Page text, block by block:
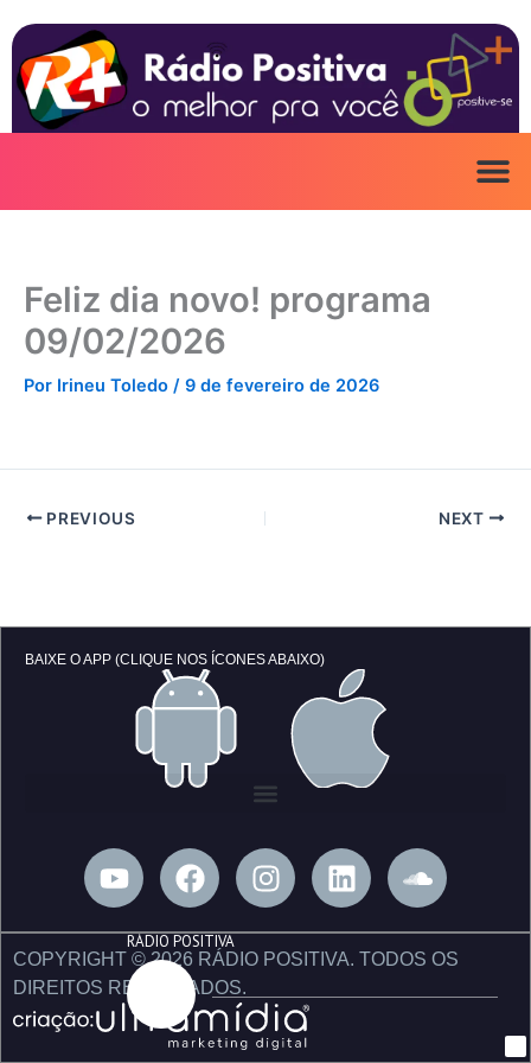
para
conteúdo
Feliz dia novo! programa
09/02/2026
Por Irineu Toledo / 9 de fevereiro de 2026
PREVIOUS NEXT
BAIXE O APP (CLIQUE NOS ÍCONES ABAIXO)
Y
o
t
u
b
e
F
a
e
b
o
o
I
n
t
g
r
L
i
k
d
S
o
n
c
COPYRIGHT © 2026 RÁDIO POSITIVA. TODOS OS
DIREITOS RESERVADOS.
RÁDIO POSITIVA